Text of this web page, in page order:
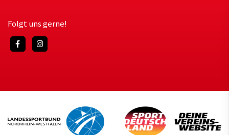
Folgt uns gerne!